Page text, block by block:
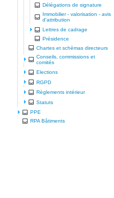
Délégations de signature
Immobilier - valorisation - avis
d'attribution
Lettres de cadrage
Présidence
Chartes et schèmas directeurs
Conseils, commissions et
comités
Elections
RGPD
Règlements intérieur
Statuts
PPE
RPA Bâtiments